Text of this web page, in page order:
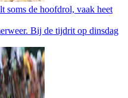
soms de hoofdrol, vaak heet
Bij de tijdrit op dinsdag